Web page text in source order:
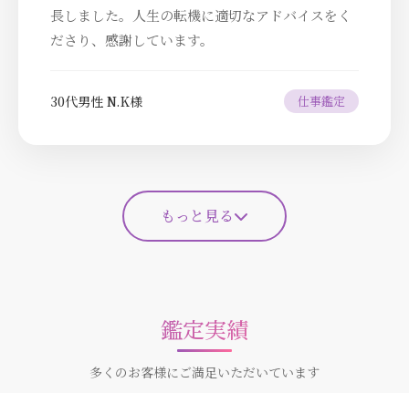
長しました。人生の転機に適切なアドバイスをく
ださり、感謝しています。
30代男性 N.K様 仕事鑑定
もっと見る
鑑定実績
多くのお客様にご満足いただいています